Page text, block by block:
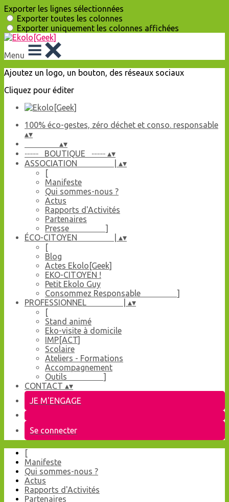
Exporter les lignes sélectionnées
Exporter toutes les colonnes
Exporter uniquement les colonnes affichées
Menu
Ajoutez un logo, un bouton, des réseaux sociaux
Cliquez pour éditer
100% éco-gestes, zéro déchet et conso. responsable
▴▾
▴▾
········· BOUTIQUE ········· ▴▾
ASSOCIATION | ▴▾
[
Manifeste
Qui sommes-nous ?
Actus
Rapports d'Activités
Partenaires
Presse ]
ÉCO-CITOYEN | ▴▾
[
Blog
Actes Ekolo[Geek]
EKO-CITOYEN !
Petit Ekolo Guy
Consommez Responsable ]
PROFESSIONNEL | ▴▾
[
Stand animé
Eko-visite à domicile
IMP[ACT]
Scolaire
Ateliers - Formations
Accompagnement
Outils ]
CONTACT ▴▾
JE M'ENGAGE
Se connecter
[
Manifeste
Qui sommes-nous ?
Actus
Rapports d'Activités
Partenaires